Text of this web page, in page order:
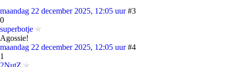
maandag 22 december 2025, 12:05 uur #3
0
superbotje
Agossie!
maandag 22 december 2025, 12:05 uur #4
1
2NutZ